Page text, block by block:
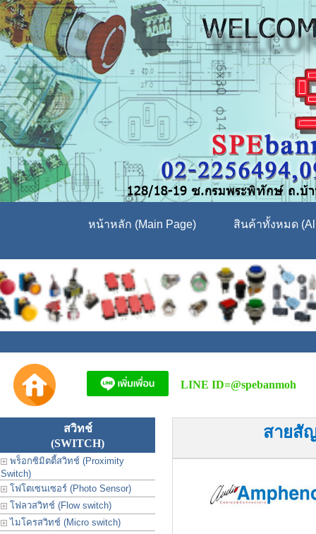
หน้าหลัก (Main Page) สินค้าทั้งหมด
LINE ID=@spebanmoh
สวิทช์
(SWITCH)
พร็อกซิมิตตี้สวิทช์ (Proximity
Switch)
โฟโตเซนเซอร์ (Photo Sensor)
โฟลวสวิทช์ (Flow switch)
ไมโครสวิทช์ (Micro switch)
สายสัญ